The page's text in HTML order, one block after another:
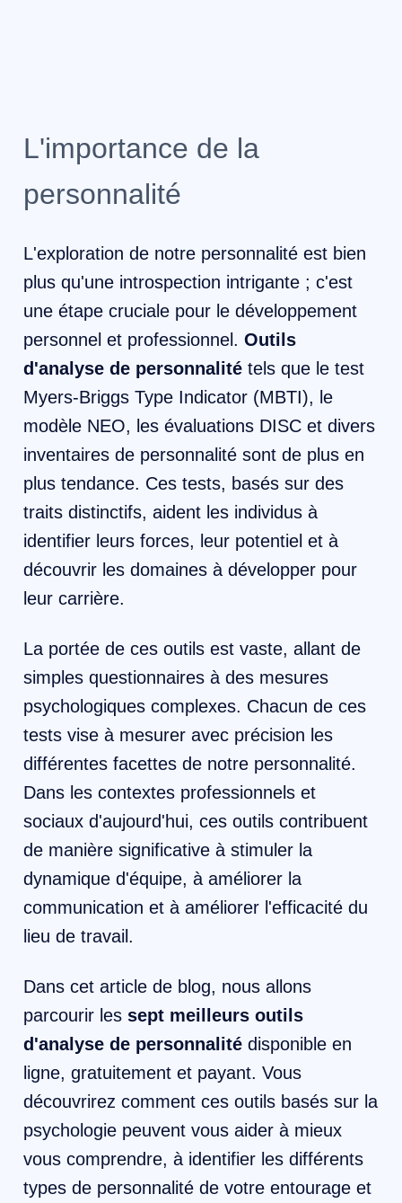
L'importance de la
personnalité
L'exploration de notre personnalité est bien
plus qu'une introspection intrigante ; c'est
une étape cruciale pour le développement
personnel et professionnel. Outils
d'analyse de personnalité tels que le test
Myers-Briggs Type Indicator (MBTI), le
modèle NEO, les évaluations DISC et divers
inventaires de personnalité sont de plus en
plus tendance. Ces tests, basés sur des
traits distinctifs, aident les individus à
identifier leurs forces, leur potentiel et à
découvrir les domaines à développer pour
leur carrière. ‍
La portée de ces outils est vaste, allant de
simples questionnaires à des mesures
psychologiques complexes. Chacun de ces
tests vise à mesurer avec précision les
différentes facettes de notre personnalité.
Dans les contextes professionnels et
sociaux d'aujourd'hui, ces outils contribuent
de manière significative à stimuler la
dynamique d'équipe, à améliorer la
communication et à améliorer l'efficacité du
lieu de travail. ‍
Dans cet article de blog, nous allons
parcourir les sept meilleurs outils
d'analyse de personnalité disponible en
ligne, gratuitement et payant. Vous
découvrirez comment ces outils basés sur la
psychologie peuvent vous aider à mieux
vous comprendre, à identifier les différents
types de personnalité de votre entourage et